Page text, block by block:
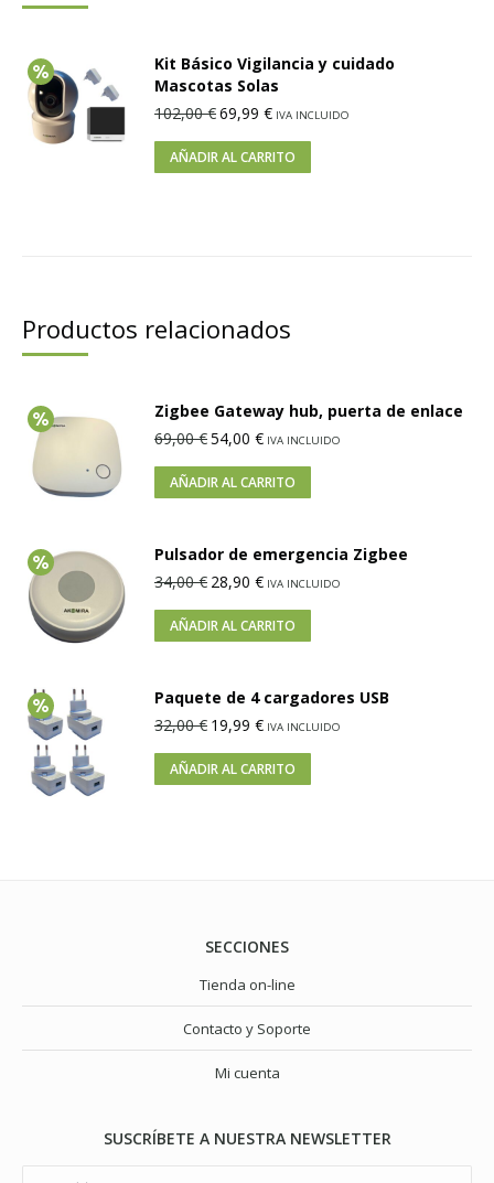
Kit Básico Vigilancia y cuidado
Mascotas Solas
102,00€69,99 € IVA INCLUIDO
AÑADIR AL CARRITO
Productos relacionados
Zigbee Gateway hub, puerta de enlace
69,00€54,00 € IVA INCLUIDO
AÑADIR AL CARRITO
Pulsador de emergencia Zigbee
34,00€ 28,90 € IVA INCLUIDO
AÑADIR AL CARRITO
Paquete de 4 cargadores USB
32,00€ 19,99 € IVA INCLUIDO
AÑADIR AL CARRITO
SECCIONES
Tienda on-line
Contacto y Soporte
Mi cuenta
SUSCRÍBETE A NUESTRA NEWSLETTER